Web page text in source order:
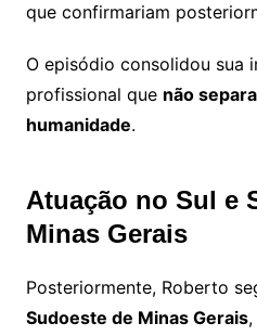
que confirmariam
O episódio consolidou sua
profissional que não
humanidade.
Atuação no Sul e
Minas Gerais
Posteriormente, Roberto
Sudoeste de Minas Gerais,